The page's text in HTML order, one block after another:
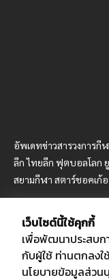
อัพเดทข่าวสารวงการ
ลีก ไทยลีก ฟุตบอลโลก
สยามกีฬา สตาร์ชอคเก้
บริษัท สยามสปอร์ต ซิ
เลขที่ 66/26 - 29 ซอยร
เว็บไซต์นี้ใช้คุกกี้
เพื่อพัฒนาประสบก
กับผู้ใช้ ท่านตกลงใ
นโยบายข้อมูลส่ว